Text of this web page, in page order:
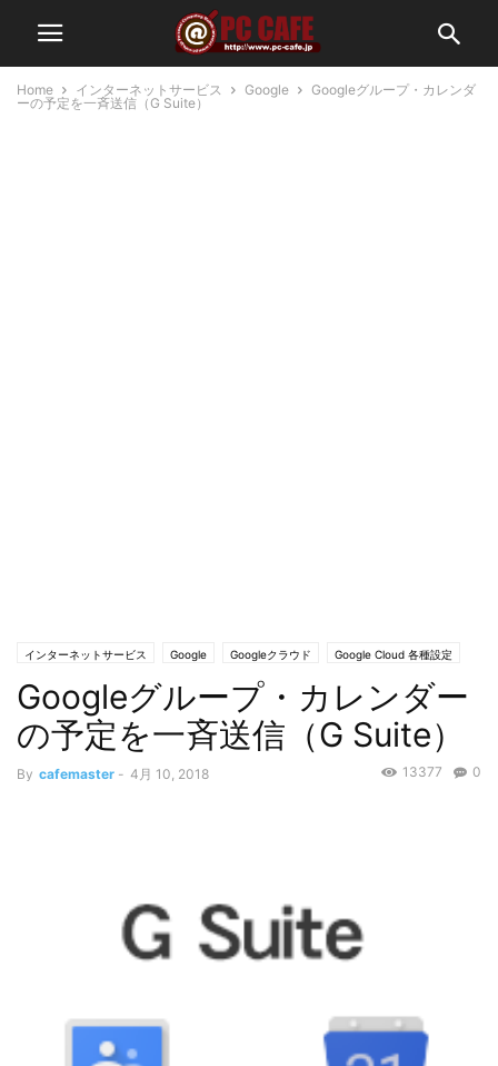
Home インターネットサービス Google
Googleグループ・カレンダ
ーの予定を一斉送信（G Suite）
インターネットサービス Google Googleクラウド Google Cloud 各種設定
カレンダー カレンダーTIPS カレンダー基礎 クラウドサービス
メール - Gmail
Googleグループ・カレンダー
の予定を一斉送信（G Suite）
By cafemaster - 4月 10, 2018 0
13377